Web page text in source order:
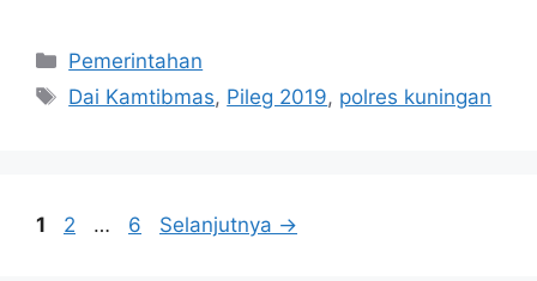
Kategori
Pemerintahan
Tag
Dai Kamtibmas, Pileg 2019, polres kuningan
Halaman
1 Halaman
2 … Halaman
6 Selanjutnya →